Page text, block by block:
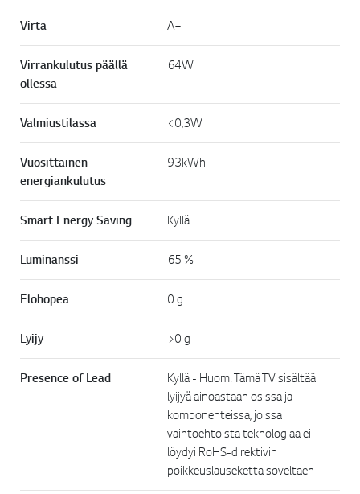
Virta A+
Virrankulutus päällä
ollessa
64W
Valmiustilassa <0,3W
Vuosittainen
energiankulutus
93kWh
Smart Energy Saving Kyllä
Luminanssi 65 %
Elohopea 0 g
Lyijy >0 g
Presence of Lead
Kyllä - Huom! Tämä TV sisältää
lyijyä ainoastaan osissa ja
komponenteissa, joissa
vaihtoehtoista teknologiaa ei
löydyi RoHS-direktivin
poikkeuslauseketta soveltaen